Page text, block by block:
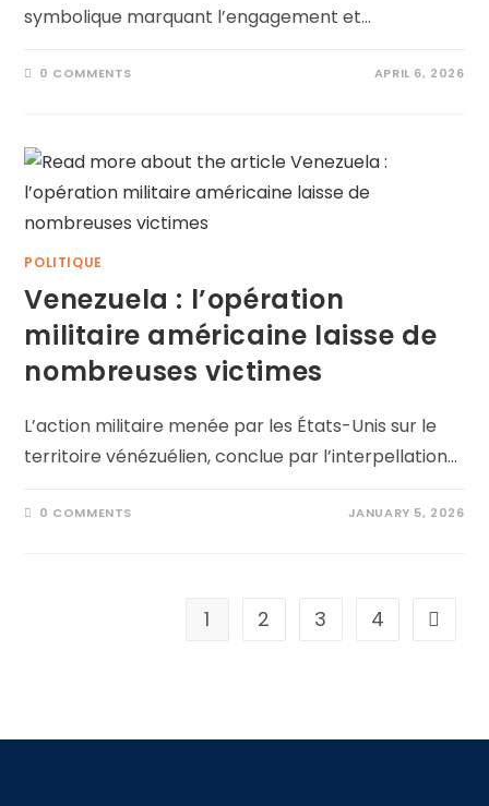
symbolique marquant l’engagement et…
0 COMMENTS APRIL 6, 2026
POLITIQUE
Venezuela : l’opération
militaire américaine laisse de
nombreuses victimes
L’action militaire menée par les États-Unis sur le
territoire vénézuélien, conclue par l’interpellation…
0 COMMENTS JANUARY 5, 2026
1 2 3 4